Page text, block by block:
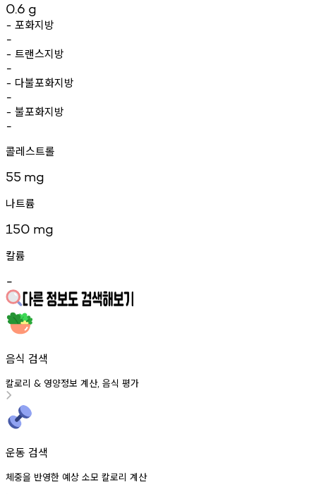
0.6 g
- 포화지방
-
- 트랜스지방
-
- 다불포화지방
-
- 불포화지방
-
콜레스트롤
55 mg
나트륨
150 mg
칼륨
-
음식 검색
칼로리 & 영양정보 계산, 음식 평가
운동 검색
체중을 반영한 예상 소모 칼로리 계산